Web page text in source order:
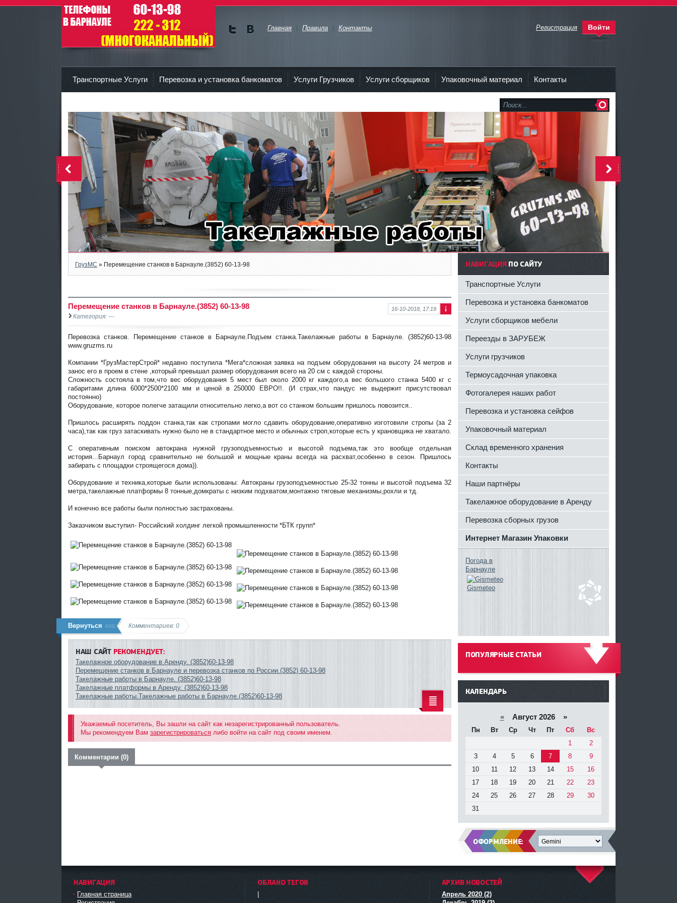
ГрузМастерСтрой
Регистрация Войти
Главная Правила Контакты
Транспортные Услуги Перевозка и установка банкоматов Услуги Грузчиков Услуги сборщиков Упаковочный материал Контакты
ГрузМС » Перемещение станков в Барнауле.(3852) 60-13-98
фо
рм
аци
ост
16-10-2018, 17:19
Перемещение станков в Барнауле.(3852) 60-13-98
Категория: ---
Перевозка станков. Перемещение станков в Барнауле.Подъем станка.Такелажные работы в Барнауле. (3852)60-13-98
www.gruzms.ru
Компании *ГрузМастерСтрой* недавно поступила *Мега*сложная заявка на подъем оборудования на высоту 24 метров и
занос его в проем в стене ,который превышал размер оборудования всего на 20 см с каждой стороны.
Сложность состояла в том,что вес оборудования 5 мест был около 2000 кг каждого,а вес большого станка 5400 кг с
габаритами длина 6000*2500*2100 мм и ценой в 250000 ЕВРО!!. (И страх,что пандус не выдержит присутствовал
постоянно)
Оборудование, которое полегче затащили относительно легко,а вот со станком большим пришлось повозится..
Пришлось расширять поддон станка,так как стропами могло сдавить оборудование,оперативно изготовили стропы (за 2
часа),так как груз затаскивать нужно было не в стандартное место и обычных строп,которые есть у крановщика не хватало.
С оперативным поиском автокрана нужной грузоподъемностью и высотой подъема,так это вообще отдельная
история...Барнаул город сравнительно не большой и мощные краны всегда на расхват,особенно в сезон. Пришлось
забирать с площадки строящегося дома)).
Оборудование и техника,которые были использованы: Автокраны грузоподъемностью 25-32 тонны и высотой подъема 32
метра,такелажные платформы 8 тонные,домкраты с низким подхватом,монтажно тяговые механизмы,рохли и тд.
И конечно все работы были полностью застрахованы.
Заказчиком выступил- Российский холдинг легкой промышленности *БТК групп*
Вернуться Комментариев: 0
НАШ САЙТРЕКОМЕНДУЕТ:
Такелажное оборудование в Аренду. (3852)60-13-98
Перемещение станков в Барнауле и перевозка станков по России.(3852) 60-13-98
Такелажные работы в Барнауле. (3852)60-13-98
Такелажные платформы в Аренду. (3852)60-13-98
Такелажные работы.Такелажные работы в Барнауле.(3852)60-13-98
Уважаемый посетитель, Вы зашли на сайт как незарегистрированный пользователь.
Мы рекомендуем Вам зарегистрироваться либо войти на сайт под своим именем.
Комментарии (0)
НАВИГАЦИЯПО САЙТУ
Транспортные Услуги
Перевозка и установка банкоматов
Услуги сборщиков мебели
Переезды в ЗАРУБЕЖ
Услуги грузчиков
Термоусадочная упаковка
Фотогалерея наших работ
Перевозка и установка сейфов
Упаковочный материал
Склад временного хранения
Контакты
Наши партнёры
Такелажное оборудование в Аренду
Перевозка сборных грузов
Интернет Магазин Упаковки
Погода в
Барнауле
Gismeteo
ПОПУЛЯРНЫЕ СТАТЬИ
------
КАЛЕНДАРЬ
«Август 2026 »
Пн Вт Ср Чт Пт Сб
Вс
1
2
3
4 5 6 7 8
9
10
11 12 13 14 15
16
17
18 19 20 21 22
23
24
25 26 27 28 29
30
31
ОФОРМЛЕНИЕ:
НАВИГАЦИЯ
Главная страница
ОБЛАКО ТЕГОВ АРХИВ НОВОСТЕЙ
Апрель 2020 (2)